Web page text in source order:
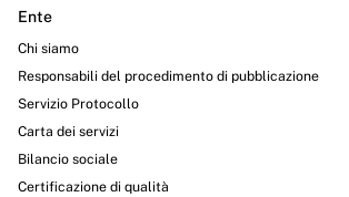
Ente
Chi siamo
Responsabili del procedimento di pubblicazione
Servizio Protocollo
Carta dei servizi
Bilancio sociale
Certificazione di qualità